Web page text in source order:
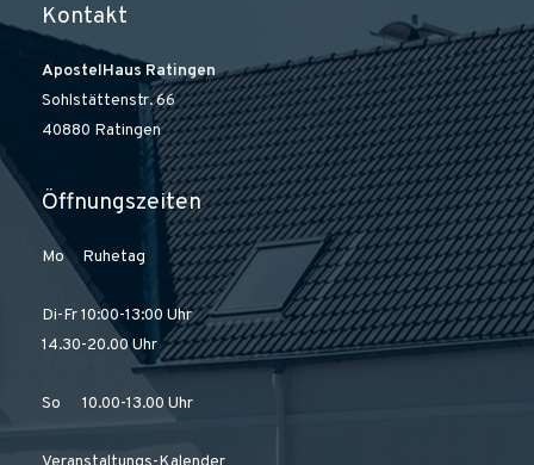
Kontakt
ApostelHaus Ratingen
Sohlstättenstr. 66
40880 Ratingen
Öffnungszeiten
Mo Ruhetag
Di-Fr 10:00-13:00 Uhr
14.30-20.00 Uhr
So 10.00-13.00 Uhr